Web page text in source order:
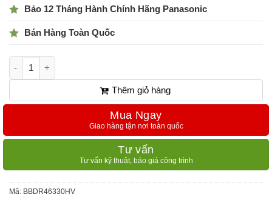
Bảo 12 Tháng Hành Chính Hãng Panasonic
Bán Hàng Toàn Quốc
Aptomat, CB chống rò RCCB 4P 63A BBDR46330HV
Thêm giỏ hàng
Mua Ngay
Giao hàng tận nơi toàn quốc
Tư vấn
Tư vấn kỹ thuật, báo giá công trình
Mã: BBDR46330HV